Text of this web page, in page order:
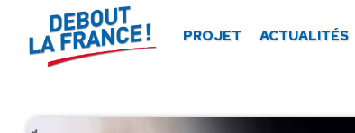
PROJET ACTUALITÉS
Panneau de gestion des cookies